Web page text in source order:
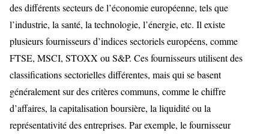
des différents secteurs de l’économie européenne, tels que
l’industrie, la santé, la technologie, l’énergie, etc. Il existe
plusieurs fournisseurs d’indices sectoriels européens, comme
FTSE, MSCI, STOXX ou S&P. Ces fournisseurs utilisent des
classifications sectorielles différentes, mais qui se basent
généralement sur des critères communs, comme le chiffre
d’affaires, la capitalisation boursière, la liquidité ou la
représentativité des entreprises. Par exemple, le fournisseur